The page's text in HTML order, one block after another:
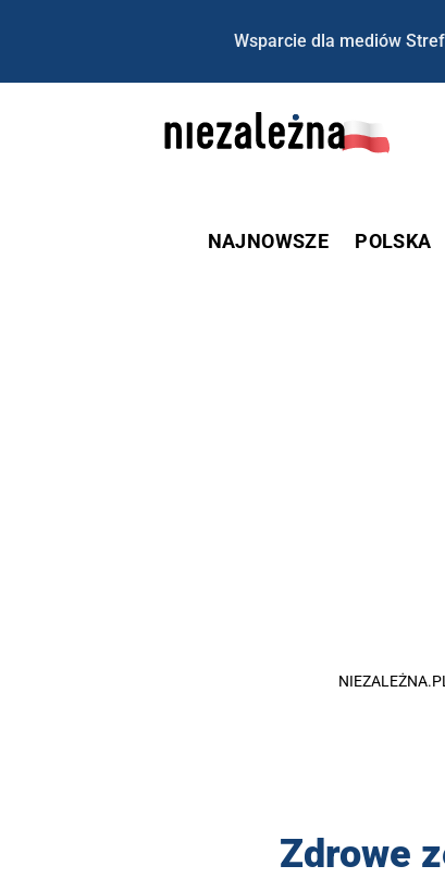
Wsparcie dla mediów
NAJNOWSZE POLSKA
NIEZALEŻNA.PL
Zdrowe